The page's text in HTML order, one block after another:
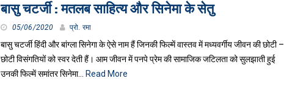
बासु चटर्जी : मतलब साहित्य और सिनेमा के सेतु
05/06/2020 प्रो. रमा
बासु चटर्जी हिंदी और बांग्ला सिनेगा के ऐसे नाम हैं जिनकी फिल्में वास्तव में मध्यवर्गीय जीवन की छोटी –
छोटी विसंगतियों को स्वर देती हैं। आम जीवन में पनपे प्रेम की सामाजिक जटिलता को सुलझाती हुई
उनकी फिल्में समांतर सिनेमा…
Read More